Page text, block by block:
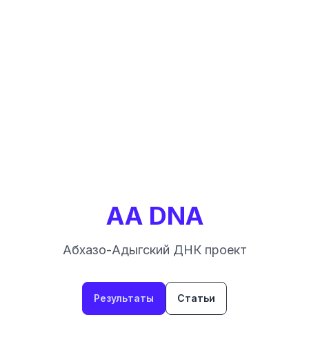
AA DNA
Абхазо-Адыгский ДНК проект
Результаты Статьи